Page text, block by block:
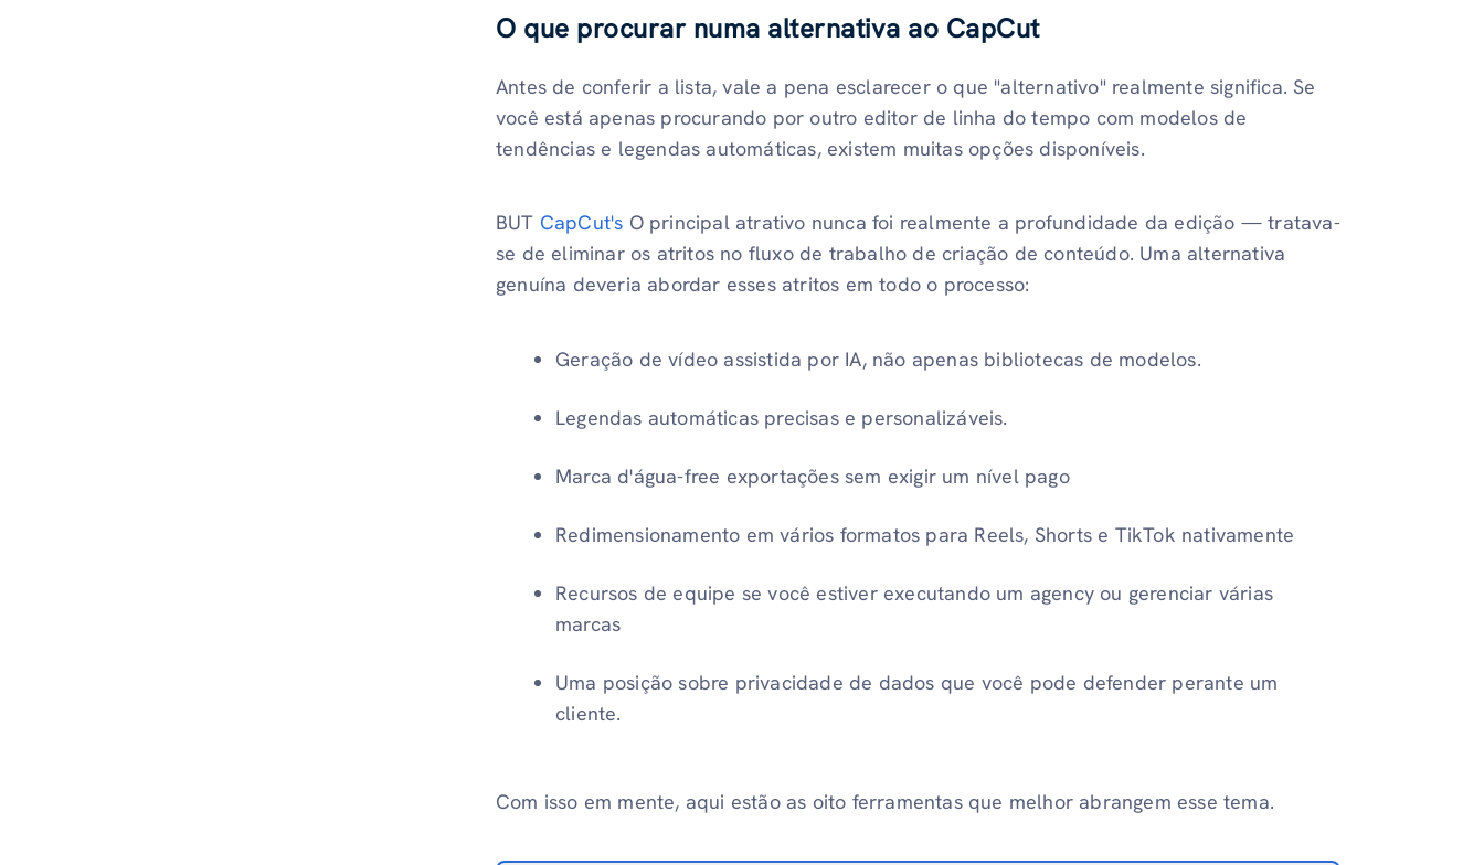
O que procurar numa alternativa ao CapCut
Antes de conferir a lista, vale a pena esclarecer o que "alternativo" realmente significa. Se
você está apenas procurando por outro editor de linha do tempo com modelos de
tendências e legendas automáticas, existem muitas opções disponíveis.
BUT CapCut's O principal atrativo nunca foi realmente a profundidade da edição — tratava-
se de eliminar os atritos no fluxo de trabalho de criação de conteúdo. Uma alternativa
genuína deveria abordar esses atritos em todo o processo:
Geração de vídeo assistida por IA, não apenas bibliotecas de modelos.
Legendas automáticas precisas e personalizáveis.
Marca d'água-free exportações sem exigir um nível pago
Redimensionamento em vários formatos para Reels, Shorts e TikTok nativamente
Recursos de equipe se você estiver executando um agency ou gerenciar várias
marcas
Uma posição sobre privacidade de dados que você pode defender perante um
cliente.
Com isso em mente, aqui estão as oito ferramentas que melhor abrangem esse tema.